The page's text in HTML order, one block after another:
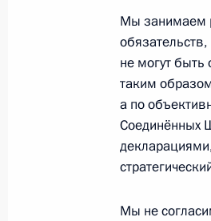
17 декабря
13 декабря
Встреча с
13 декабря
Мы занимаем
не могут
таким
а по
Соединённых
Мы не